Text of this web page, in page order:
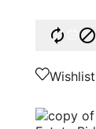
 
Wishlist